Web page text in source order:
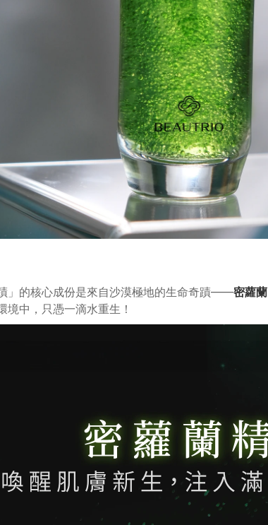
」的核心成份是來自沙漠極地的生命奇蹟——密蘿蘭
境中，只憑一滴水重生！